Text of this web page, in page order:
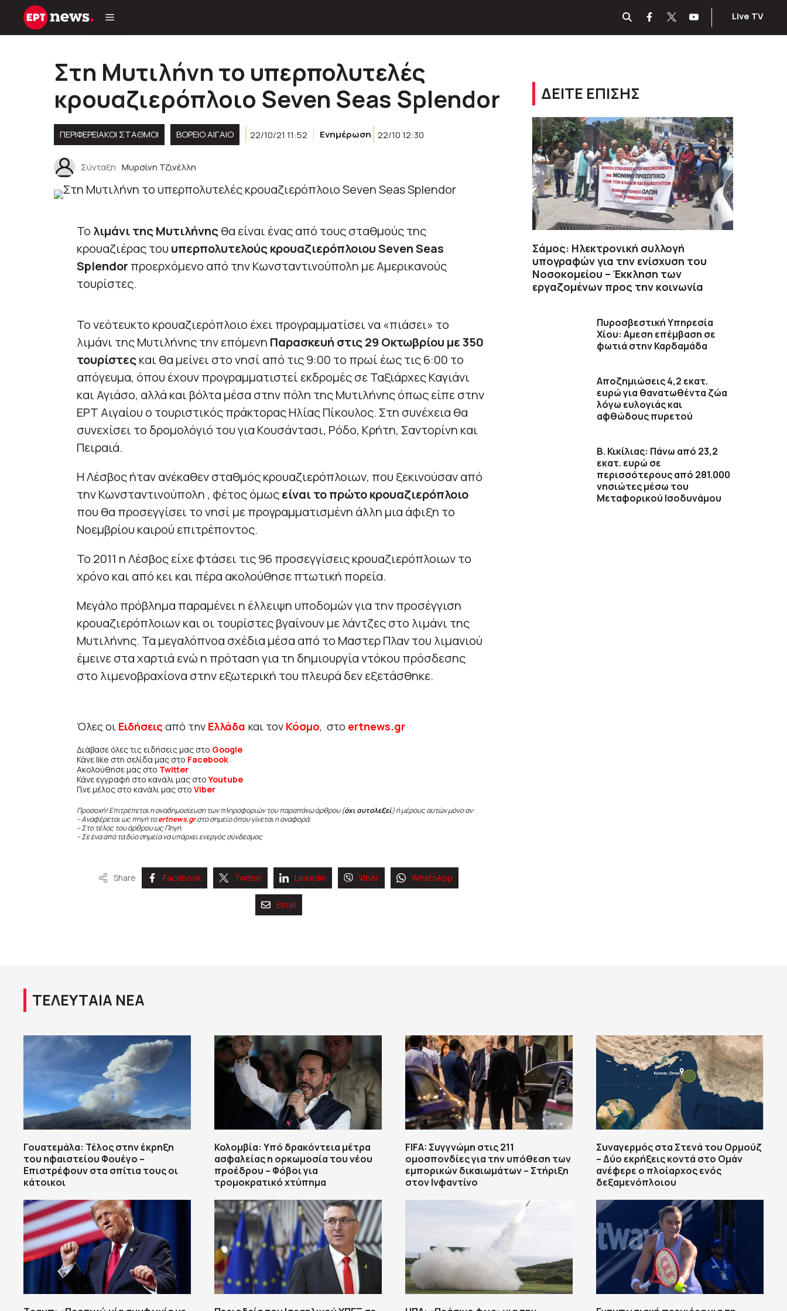
Μετάβαση
Live TV
Στη Μυτιλήνη το υπερπολυτελές
κρουαζιερόπλοιο Seven Seas Splendor
ΠΕΡΙΦΕΡΕΙΑΚΟΊ ΣΤΑΘΜΟΊ ΒΟΡΕΙΟ ΑΙΓΑΙΟ 22/10/21 11:52 Ενημέρωση 22/10 12:30
Σύνταξη Μυρσίνη Τζινέλλη
Το λιμάνι της Μυτιλήνηςθα είναι ένας από τους σταθμούς της
κρουαζιέρας του υπερπολυτελούς κρουαζιερόπλοιου Seven Seas
Splendor προερχόμενο από την Κωνσταντινούπολη με Αμερικανούς
τουρίστες.
Το νεότευκτο κρουαζιερόπλοιο έχει προγραμματίσει να «πιάσει» το
λιμάνι της Μυτιλήνης την επόμενη Παρασκευή στις 29 Οκτωβρίου με 350
τουρίστεςκαι θα μείνει στο νησί από τις 9:00 το πρωί έως τις 6:00 το
απόγευμα, όπου έχουν προγραμματιστεί εκδρομές σε Ταξιάρχες Καγιάνι
και Αγιάσο, αλλά και βόλτα μέσα στην πόλη της Μυτιλήνης όπως είπε στην
ΕΡΤ Αιγαίου ο τουριστικός πράκτορας Ηλίας Πίκουλος. Στη συνέχεια θα
συνεχίσει το δρομολόγιό του για Κουσάντασι, Ρόδο, Κρήτη, Σαντορίνη και
Πειραιά.
Η Λέσβος ήταν ανέκαθεν σταθμός κρουαζιερόπλοιων, που ξεκινούσαν από
την Κωνσταντινούπολη , φέτος όμωςείναι το πρώτο κρουαζιερόπλοιο
που θα προσεγγίσει το νησί με προγραμματισμένη άλλη μια άφιξη το
Νοεμβρίου καιρού επιτρέποντος.
Το 2011 η Λέσβος είχε φτάσει τις 96 προσεγγίσεις κρουαζιερόπλοιων το
χρόνο και από κει και πέρα ακολούθησε πτωτική πορεία.
Μεγάλο πρόβλημα παραμένει η έλλειψη υποδομών για την προσέγγιση
κρουαζιερόπλοιων και οι τουρίστες βγαίνουν με λάντζες στο λιμάνι της
Μυτιλήνης. Τα μεγαλόπνοα σχέδια μέσα από το Μαστερ Πλαν του λιμανιού
έμεινε στα χαρτιά ενώ η πρόταση για τη δημιουργία ντόκου πρόσδεσης
στο λιμενοβραχίονα στην εξωτερική του πλευρά δεν εξετάσθηκε.
Όλες οι Ειδήσεις από την Ελλάδα και τον Κόσμο, στο ertnews.gr
Διάβασε όλες τις ειδήσεις μας στο Google
Κάνε like στη σελίδα μας στο Facebook
Ακολούθησε μας στο Twitter
Κάνε εγγραφή στο κανάλι μας στοYoutube
Γίνε μέλος στο κανάλι μας στο Viber
Προσοχή! Επιτρέπεται η αναδημοσίευση των πληροφοριών του παραπάνω άρθρου (όχι αυτολεξεί) ή μέρους αυτών μόνο αν:
– Αναφέρεται ως πηγή τοertnews.gr στο σημείο όπου γίνεται η αναφορά.
– Στο τέλος του άρθρου ως Πηγή
– Σε ένα από τα δύο σημεία να υπάρχει ενεργός σύνδεσμος
Share Facebook Twitter Linkedin Viber WhatsApp
Email
ΔΕΙΤΕ ΕΠΙΣΗΣ
Σάμος: Ηλεκτρονική συλλογή
υπογραφών για την ενίσχυση του
Νοσοκομείου – Έκκληση των
εργαζομένων προς την κοινωνία
Πυροσβεστική Υπηρεσία
Χίου: Αμεση επέμβαση σε
φωτιά στην Καρδαμάδα
Αποζημιώσεις 4,2 εκατ.
ευρώ για θανατωθέντα ζώα
λόγω ευλογιάς και
αφθώδους πυρετού
Β. Κικίλιας: Πάνω από 23,2
εκατ. ευρώ σε
περισσότερους από 281.000
νησιώτες μέσω του
Μεταφορικού Ισοδυνάμου
ΤΕΛΕΥΤΑΙΑ ΝΕΑ
Γουατεμάλα: Τέλος στην έκρηξη
του ηφαιστείου Φουέγο –
Επιστρέφουν στα σπίτια τους οι
κάτοικοι
Κολομβία: Υπό δρακόντεια μέτρα
ασφαλείας η ορκωμοσία του νέου
προέδρου – Φόβοι για
τρομοκρατικό χτύπημα
FIFA: Συγγνώμη στις 211
ομοσπονδίες για την υπόθεση των
εμπορικών δικαιωμάτων – Στήριξη
στον Ινφαντίνο
Συναγερμός στα Στενά του Ορμούζ
– Δύο εκρήξεις κοντά στο Ομάν
ανέφερε ο πλοίαρχος ενός
δεξαμενόπλοιου